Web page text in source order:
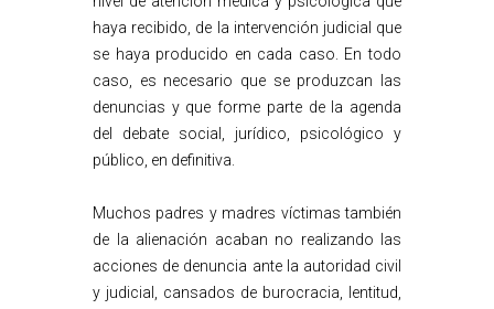
haya recibido, de la intervención judicial que
se haya producido en cada caso. En todo
caso, es necesario que se produzcan las
denuncias y que forme parte de la agenda
del debate social, jurídico, psicológico y
público, en definitiva.
Muchos padres y madres víctimas también
de la alienación acaban no realizando las
acciones de denuncia ante la autoridad civil
y judicial, cansados de burocracia, lentitud,